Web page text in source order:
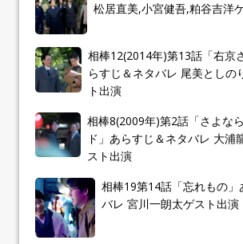
松居直美,小宮健吾,粕谷吉洋
相棒12(2014年)第13話「右京
らすじ＆ネタバレ 尾美としの
ト出演
相棒8(2009年)第2話「さよな
ド」あらすじ＆ネタバレ 大浦
スト出演
相棒19第14話「忘れもの」
バレ 宮川一朗太ゲスト出演